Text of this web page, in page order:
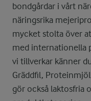
bondgårdar i vårt
näringsrika
mycket stolta över
med internationella
vi tillverkar känner
Gräddfil,
gör också laktosfria